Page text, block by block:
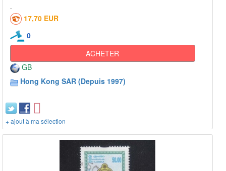
17,70 EUR
0
ACHETER
GB
Hong Kong SAR (Depuis 1997)
+ ajout à ma sélection